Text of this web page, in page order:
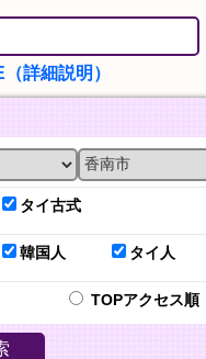
詳細説明）
タイ古式
韓国人 タイ人
TOPアクセス順